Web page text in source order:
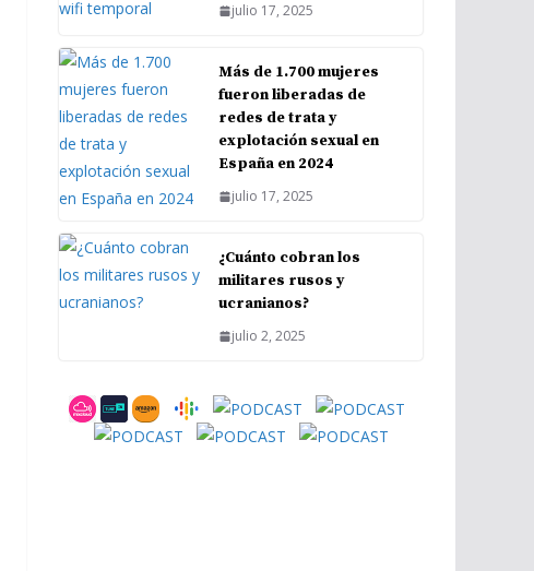
julio 17, 2025
Más de 1.700 mujeres
fueron liberadas de
redes de trata y
explotación sexual en
España en 2024
julio 17, 2025
¿Cuánto cobran los
militares rusos y
ucranianos?
julio 2, 2025